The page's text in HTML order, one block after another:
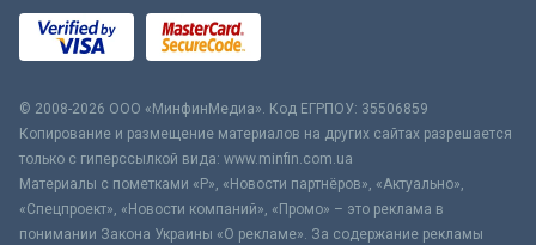
© 2008-2026 ООО «МинфинМедиа». Код ЕГРПОУ: 35506859
Копирование и размещение материалов на других сайтах разрешается
только с гиперссылкой вида: www.minfin.com.ua
Материалы с пометками «Р», «Новости партнёров», «Актуально»,
«Спецпроект», «Новости компаний», «Промо» – это реклама в
понимании Закона Украины «О рекламе». За содержание рекламы